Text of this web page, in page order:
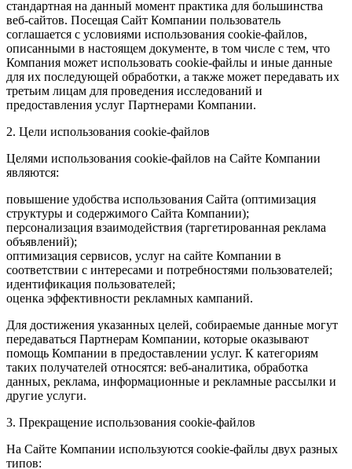
стандартная на данный момент практика для большинства
веб-сайтов. Посещая Сайт Компании пользователь
соглашается с условиями использования cookie-файлов,
описанными в настоящем документе, в том числе с тем, что
Компания может использовать cookie-файлы и иные данные
для их последующей обработки, а также может передавать их
третьим лицам для проведения исследований и
предоставления услуг Партнерами Компании.
2. Цели использования cookie-файлов
Целями использования cookie-файлов на Сайте Компании
являются:
повышение удобства использования Сайта (оптимизация
структуры и содержимого Сайта Компании);
персонализация взаимодействия (таргетированная реклама
объявлений);
оптимизация сервисов, услуг на сайте Компании в
соответствии с интересами и потребностями пользователей;
идентификация пользователей;
оценка эффективности рекламных кампаний.
Для достижения указанных целей, собираемые данные могут
передаваться Партнерам Компании, которые оказывают
помощь Компании в предоставлении услуг. К категориям
таких получателей относятся: веб-аналитика, обработка
данных, реклама, информационные и рекламные рассылки и
другие услуги.
3. Прекращение использования cookie-файлов
На Сайте Компании используются cookie-файлы двух разных
типов: